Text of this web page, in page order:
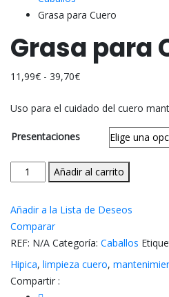
Grasa para Cuero
Grasa para
11,99€ - 39,70€Rango
precios:
11,99€
hasta
39,70€
Uso para el cuidado del cuero
Presentaciones
Grasa
para
Añadir al carrito
Añadir a la Lista de Deseos
Comparar
REF: N/A Categoría: Caballos
Hipica, limpieza cuero,
Compartir :